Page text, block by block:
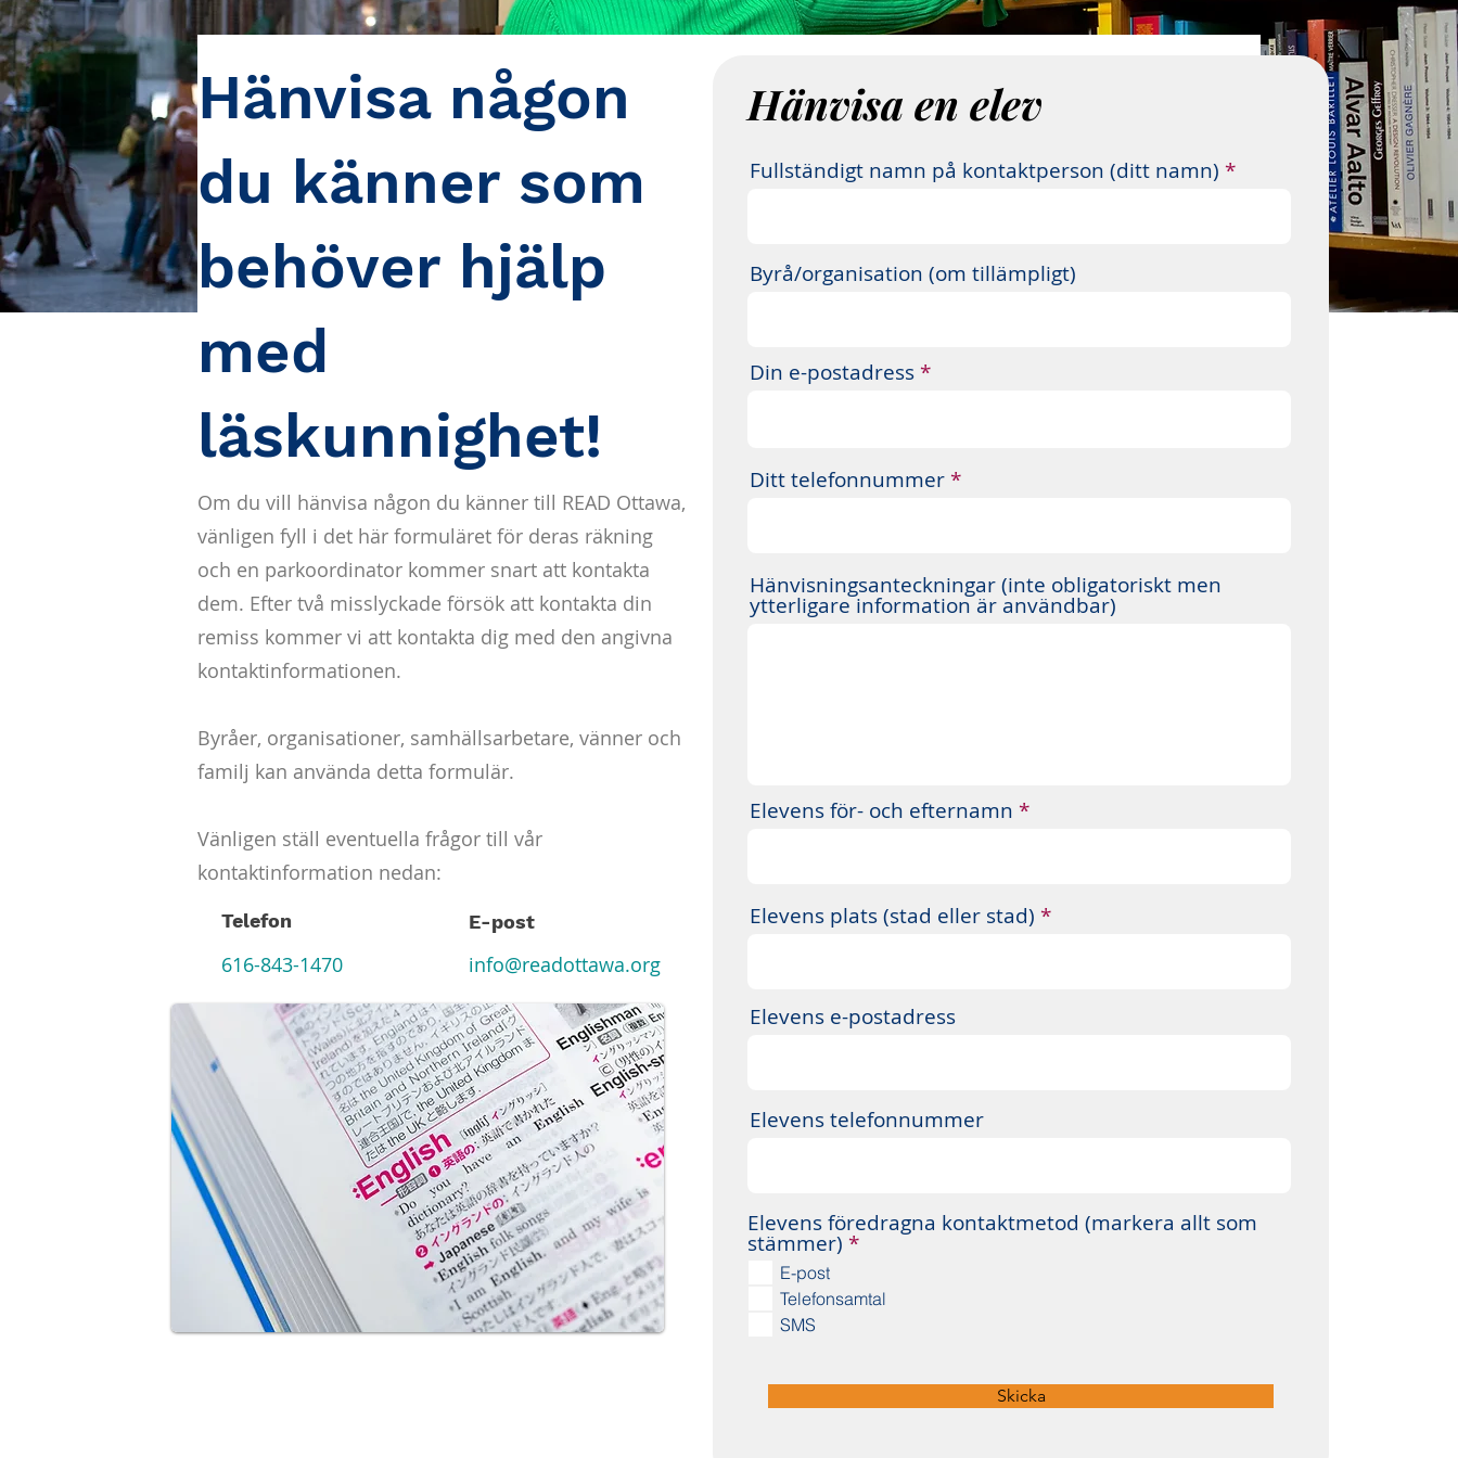
Hänvisa någon
du känner som
behöver hjälp
med
läskunnighet!
Om du vill hänvisa någon du känner till READ Ottawa,
vänligen fyll i det här formuläret för deras räkning
och en parkoordinator kommer snart att kontakta
dem. Efter två misslyckade försök att kontakta din
remiss kommer vi att kontakta dig med den angivna
kontaktinformationen.
Byråer, organisationer, samhällsarbetare, vänner och
familj kan använda detta formulär.
Vänligen ställ eventuella frågor till vår
kontaktinformation nedan:
Telefon
616-843-1470
E-post
info@readottawa.org
Hänvisa en elev
Fullständigt namn på kontaktperson (ditt namn)
Byrå/organisation (om tillämpligt)
Din e-postadress
Ditt telefonnummer
Hänvisningsanteckningar (inte obligatoriskt men
ytterligare information är användbar)
Elevens för- och efternamn
Elevens plats (stad eller stad)
Elevens e-postadress
Elevens telefonnummer
Elevens föredragna kontaktmetod (markera allt som
stämmer) *O
i
o
r
E-post
Telefonsamtal
SMS
Skicka